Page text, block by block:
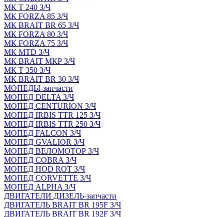
МК Т 240 З/Ч
МК FORZA 85 З/Ч
МК BRAIT BR 65 З/Ч
МК FORZA 80 З/Ч
МК FORZA 75 З/Ч
МК MТD З/Ч
МК BRAIT МКР З/Ч
МК Т 350 З/Ч
МК BRAIT BR 30 З/Ч
МОПЕДЫ-запчасти
МОПЕД DELTA З/Ч
МОПЕД CENTURION З/Ч
МОПЕД IRBIS TTR 125 З/Ч
МОПЕД IRBIS TTR 250 З/Ч
МОПЕД FALCON З/Ч
МОПЕД GVALIOR З/Ч
МОПЕД ВЕЛОМОТОР З/Ч
МОПЕД COBRA З/Ч
МОПЕД HOD ROT З/Ч
МОПЕД CORVETTE З/Ч
МОПЕД ALPHA З/Ч
ДВИГАТЕЛИ ДИЗЕЛЬ-запчасти
ДВИГАТЕЛЬ BRAIT BR 195F З/Ч
ДВИГАТЕЛЬ BRAIT BR 192F З/Ч